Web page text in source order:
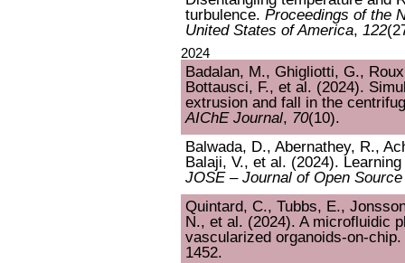
turbulence. Proceedings of the
United States of America, 122
2024
Badalan, M., Ghigliotti, G.,
Bottausci, F., et al. (2024).
extrusion and fall in the
AIChE Journal, 70(10).
Balwada, D., Abernathey, R.,
Balaji, V., et al. (2024).
JOSE – Journal of Open
Quintard, C., Tubbs, E.,
N., et al. (2024). A microfluidic
vascularized organoids-on-chip.
1452.